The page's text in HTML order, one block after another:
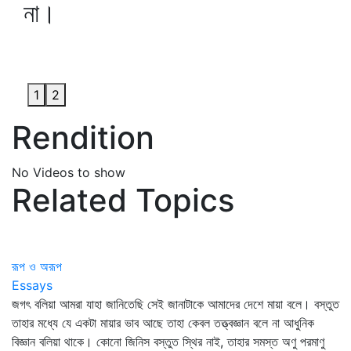
না।
1 2
Rendition
No Videos to show
Related Topics
রূপ ও অরূপ
Essays
জগৎ বলিয়া আমরা যাহা জানিতেছি সেই জানাটাকে আমাদের দেশে মায়া বলে। বস্তুত
তাহার মধ্যে যে একটা মায়ার ভাব আছে তাহা কেবল তত্ত্বজ্ঞান বলে না আধুনিক
বিজ্ঞান বলিয়া থাকে। কোনো জিনিস বস্তুত স্থির নাই, তাহার সমস্ত অণু পরমাণু